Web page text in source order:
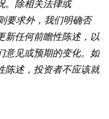
。除相关法律或
求外，我们明确否
新任何前瞻性陈述，以
意见或预期的变化。如
陈述，投资者不应该就